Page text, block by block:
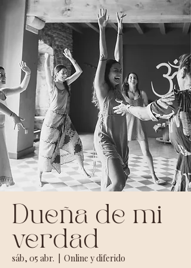
Dueña de mi
verdad
sáb, 05 abr. Online y diferido